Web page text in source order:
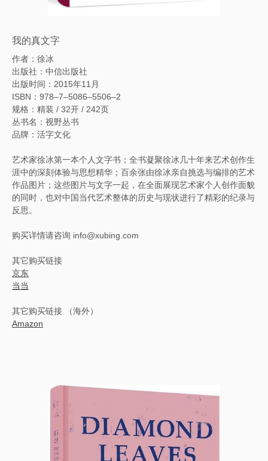
我的真文字
作者：徐冰
出版社：中信出版社
出版时间：2015年11月
ISBN：978–7–5086–5506–2
规格：精装 / 32开 / 242页
丛书名：视野丛书
品牌：活字文化
艺术家徐冰第一本个人文字书；全书凝聚徐冰几十年来艺术创作生
涯中的深刻体验与思想精华；百余张由徐冰亲自挑选与编排的艺术
作品图片；这些图片与文字一起，在全面展现艺术家个人创作面貌
的同时，也对中国当代艺术整体的历史与现状进行了精彩的纪录与
反思。
购买详情请咨询 info@xubing.com
其它购买链接
京东
当当
其它购买链接 （海外）
Amazon